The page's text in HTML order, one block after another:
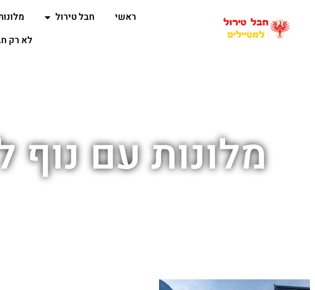
ראשי חבל טירול
לא רק
מלונות עם